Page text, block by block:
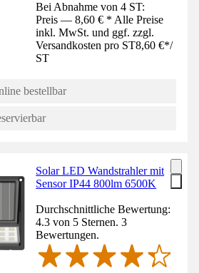
Bei Abnahme von 4 ST:
Preis — 8,60 € * Alle Preise
inkl. MwSt. und ggf. zzgl.
Versandkosten pro ST8,60 €*/
ST
bestellbar
Solar LED Wandstrahler mit
Sensor IP44 800lm 6500K
Durchschnittliche Bewertung:
4.3 von 5 Sternen. 3
Bewertungen.